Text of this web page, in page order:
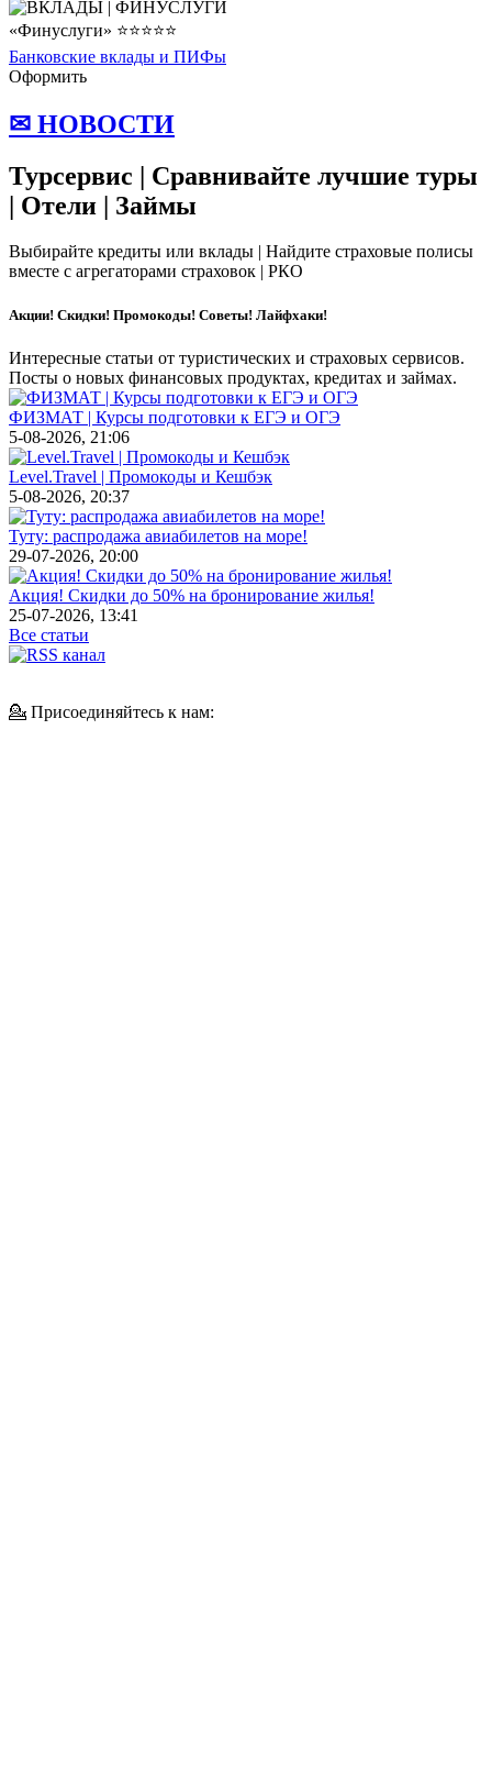
«Финуслуги» ⭐⭐⭐⭐⭐
Банковские вклады и ПИФы
Оформить
✉ НОВОСТИ
Турсервис | Сравнивайте лучшие туры
| Отели | Займы
Выбирайте кредиты или вклады | Найдите страховые полисы
вместе с агрегаторами страховок | РКО
Акции! Скидки! Промокоды! Советы! Лайфхаки!
Интересные статьи от туристических и страховых сервисов.
Посты о новых финансовых продуктах, кредитах и займах.
ФИЗМАТ | Курсы подготовки к ЕГЭ и ОГЭ
5-08-2026, 21:06
Level.Travel | Промокоды и Кешбэк
5-08-2026, 20:37
Туту: распродажа авиабилетов на море!
29-07-2026, 20:00
Акция! Скидки до 50% на бронирование жилья!
25-07-2026, 13:41
Все статьи
💁 Присоединяйтесь к нам: